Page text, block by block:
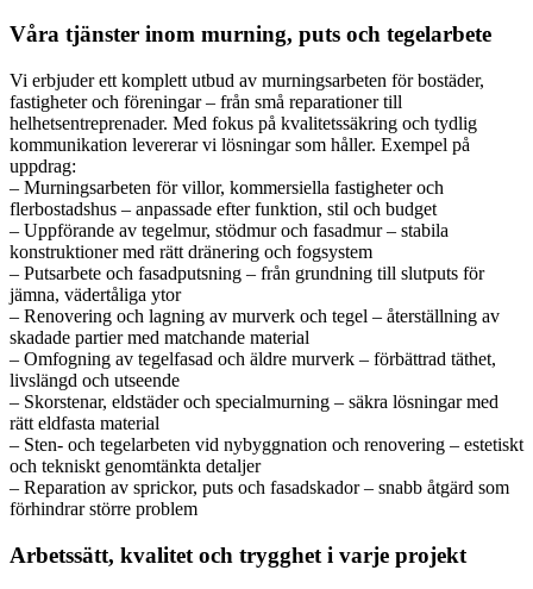
Våra tjänster inom murning, puts och tegelarbete
Vi erbjuder ett komplett utbud av murningsarbeten för bostäder,
fastigheter och föreningar – från små reparationer till
helhetsentreprenader. Med fokus på kvalitetssäkring och tydlig
kommunikation levererar vi lösningar som håller. Exempel på
uppdrag:
– Murningsarbeten för villor, kommersiella fastigheter och
flerbostadshus – anpassade efter funktion, stil och budget
– Uppförande av tegelmur, stödmur och fasadmur – stabila
konstruktioner med rätt dränering och fogsystem
– Putsarbete och fasadputsning – från grundning till slutputs för
jämna, vädertåliga ytor
– Renovering och lagning av murverk och tegel – återställning av
skadade partier med matchande material
– Omfogning av tegelfasad och äldre murverk – förbättrad täthet,
livslängd och utseende
– Skorstenar, eldstäder och specialmurning – säkra lösningar med
rätt eldfasta material
– Sten- och tegelarbeten vid nybyggnation och renovering – estetiskt
och tekniskt genomtänkta detaljer
– Reparation av sprickor, puts och fasadskador – snabb åtgärd som
förhindrar större problem
Arbetssätt, kvalitet och trygghet i varje projekt